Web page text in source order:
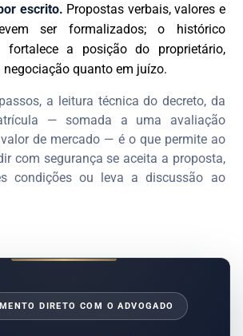
escrito. Propostas verbais, valores e
ser formalizados; o histórico
fortalece a posição do proprietário,
quanto em juízo.
a leitura técnica do decreto, da
— somada a uma avaliação
de mercado — é o que permite ao
com segurança se aceita a proposta,
condições ou leva a discussão ao
DIRETO COM O ADVOGADO